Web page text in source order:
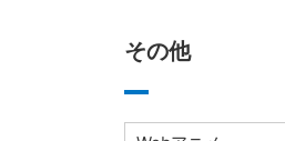
その他